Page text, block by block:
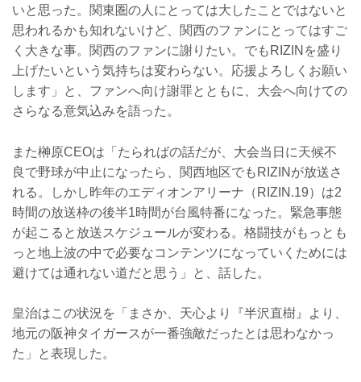
いと思った。関東圏の人にとっては大したことではないと
思われるかも知れないけど、関西のファンにとってはすご
く大きな事。関西のファンに謝りたい。でもRIZINを盛り
上げたいという気持ちは変わらない。応援よろしくお願い
します」と、ファンへ向け謝罪とともに、大会へ向けての
さらなる意気込みを語った。
また榊原CEOは「たらればの話だが、大会当日に天候不
良で野球が中止になったら、関西地区でもRIZINが放送さ
れる。しかし昨年のエディオンアリーナ（RIZIN.19）は2
時間の放送枠の後半1時間が台風特番になった。緊急事態
が起こると放送スケジュールが変わる。格闘技がもっとも
っと地上波の中で必要なコンテンツになっていくためには
避けては通れない道だと思う」と、話した。
皇治はこの状況を「まさか、天心より『半沢直樹』より、
地元の阪神タイガースが一番強敵だったとは思わなかっ
た」と表現した。